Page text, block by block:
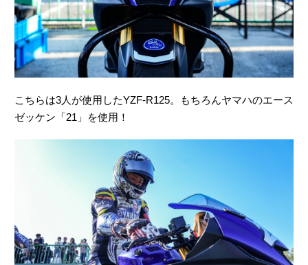
こちらは3人が使用したYZF-R125。もちろんヤマハのエース
ゼッケン「21」を使用！